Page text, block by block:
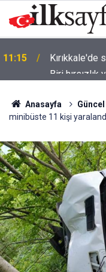
11:09
Biri hırsızlık
Anasayfa Güncel
minibüste 11 kişi